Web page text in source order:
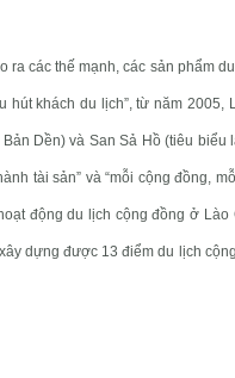
ra các thế mạnh, các sản phẩm
khách du lịch”, từ năm 2005,
Dền) và San Sả Hồ (tiêu biểu
tài sản” và “mỗi cộng đồng,
động du lịch cộng đồng ở Lào
dựng được 13 điểm du lịch